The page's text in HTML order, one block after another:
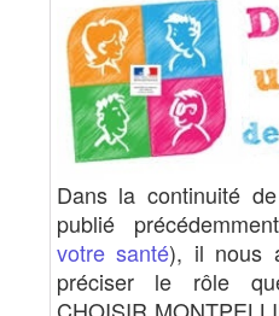
Dans la continuité
publié
votre santé), il nous
préciser le rôle
CHOISIR